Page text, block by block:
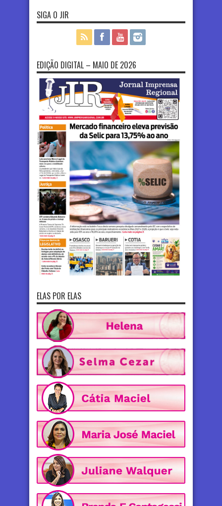
SIGA O JIR
EDIÇÃO DIGITAL – MAIO DE 2026
ELAS POR ELAS